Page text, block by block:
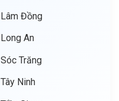
Lâm Đồng
Long An
Sóc Trăng
Tây Ninh